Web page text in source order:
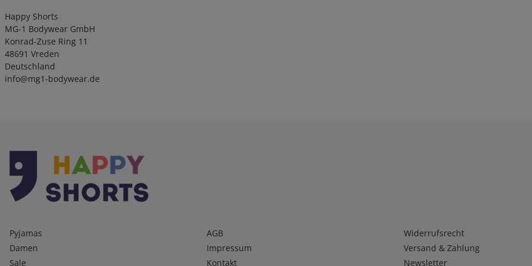
Happy Shorts
MG-1 Bodywear GmbH
Konrad-Zuse Ring 11
48691 Vreden
Deutschland
info@mg1-bodywear.de
Kategorien
Pyjamas
Damen
Sale
Infos 1
AGB
Impressum
Kontakt
Infos 2
Widerrufsrecht
Versand & Zahlung
Newsletter